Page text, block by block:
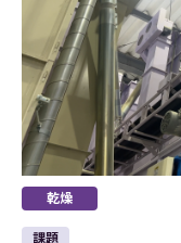
乾燥
課題